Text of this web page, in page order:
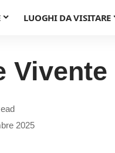
LUOGHI DA VISITARE
2025